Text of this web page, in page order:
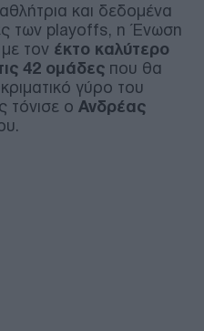
και δεδομένα
των playoffs, η Ένωση
με τον έκτο καλύτερο
42 ομάδες που θα
γύρο του
τόνισε ο Ανδρέας